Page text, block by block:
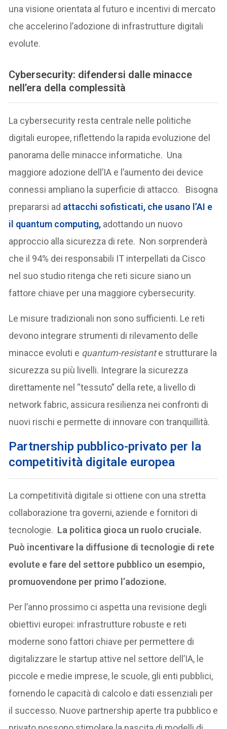
una visione orientata al futuro e incentivi di mercato
che accelerino l’adozione di infrastrutture digitali
evolute.
Cybersecurity: difendersi dalle minacce
nell’era della complessità
La cybersecurity resta centrale nelle politiche
digitali europee, riflettendo la rapida evoluzione del
panorama delle minacce informatiche. Una
maggiore adozione dell’IA e l’aumento dei device
connessi ampliano la superficie di attacco. Bisogna
prepararsi ad attacchi sofisticati, che usano l’AI e
il quantum computing, adottando un nuovo
approccio alla sicurezza di rete. Non sorprenderà
che il 94% dei responsabili IT interpellati da Cisco
nel suo studio ritenga che reti sicure siano un
fattore chiave per una maggiore cybersecurity.
Le misure tradizionali non sono sufficienti. Le reti
devono integrare strumenti di rilevamento delle
minacce evoluti e quantum-resistante strutturare la
sicurezza su più livelli. Integrare la sicurezza
direttamente nel “tessuto” della rete, a livello di
network fabric, assicura resilienza nei confronti di
nuovi rischi e permette di innovare con tranquillità.
Partnership pubblico-privato per la
competitività digitale europea
La competitività digitale si ottiene con una stretta
collaborazione tra governi, aziende e fornitori di
tecnologie. La politica gioca un ruolo cruciale.
Può incentivare la diffusione di tecnologie di rete
evolute e fare del settore pubblico un esempio,
promuovendone per primo l’adozione.
Per l’anno prossimo ci aspetta una revisione degli
obiettivi europei: infrastrutture robuste e reti
moderne sono fattori chiave per permettere di
digitalizzare le startup attive nel settore dell’IA, le
piccole e medie imprese, le scuole, gli enti pubblici,
fornendo le capacità di calcolo e dati essenziali per
il successo. Nuove partnership aperte tra pubblico e